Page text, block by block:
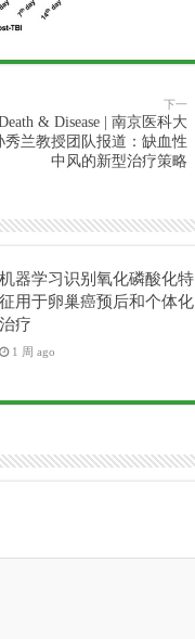
下一
& Disease | 南京医科大
秀兰教授团队报道：缺血性
中风的新型治疗策略
机器学习识别氧化磷酸化特
征用于卵巢癌预后和个体化
治疗
1 周 ago